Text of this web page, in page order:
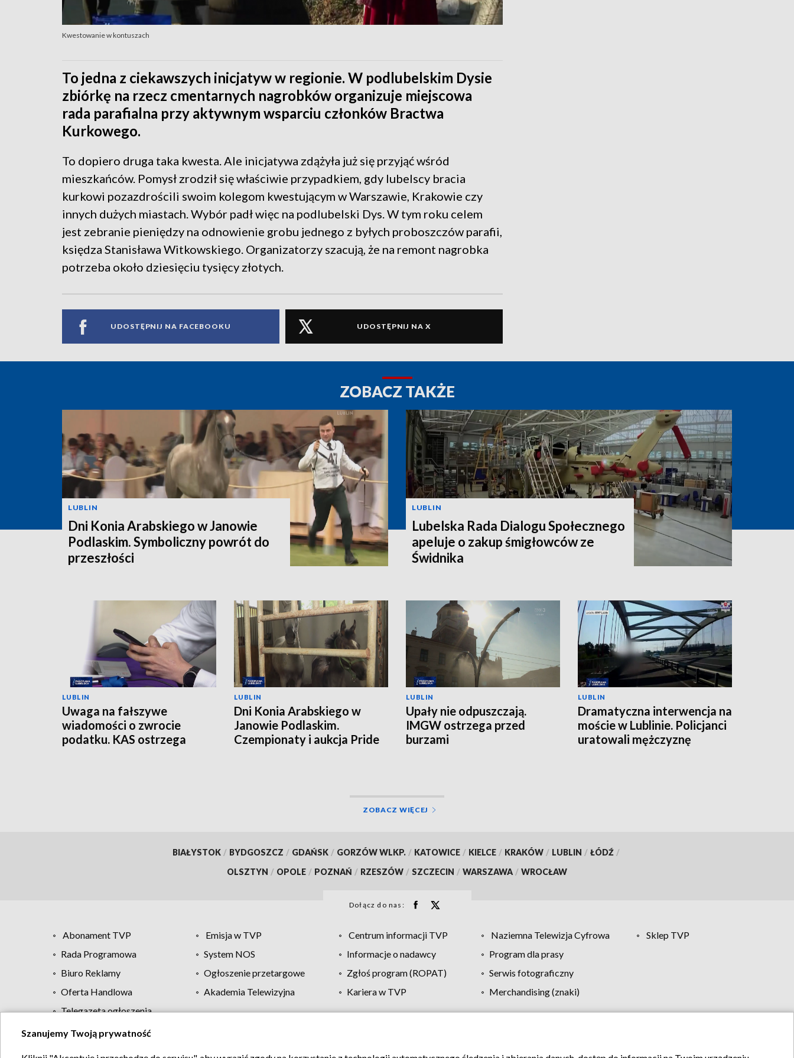
Kwestowanie w kontuszach
To jedna z ciekawszych inicjatyw w regionie. W podlubelskim Dysie
zbiórkę na rzecz cmentarnych nagrobków organizuje miejscowa
rada parafialna przy aktywnym wsparciu członków Bractwa
Kurkowego.
To dopiero druga taka kwesta. Ale inicjatywa zdążyła już się przyjąć wśród
mieszkańców. Pomysł zrodził się właściwie przypadkiem, gdy lubelscy bracia
kurkowi pozazdrościli swoim kolegom kwestującym w Warszawie, Krakowie czy
innych dużych miastach. Wybór padł więc na podlubelski Dys. W tym roku celem
jest zebranie pieniędzy na odnowienie grobu jednego z byłych proboszczów parafii,
księdza Stanisława Witkowskiego. Organizatorzy szacują, że na remont nagrobka
potrzeba około dziesięciu tysięcy złotych.
UDOSTĘPNIJ NA FACEBOOKU UDOSTĘPNIJ NA X
ZOBACZ TAKŻE
LUBLIN
Dni Konia Arabskiego w Janowie
Podlaskim. Symboliczny powrót do
przeszłości
LUBLIN
Lubelska Rada Dialogu Społecznego
apeluje o zakup śmigłowców ze
Świdnika
LUBLIN
Uwaga na fałszywe
wiadomości o zwrocie
podatku. KAS ostrzega
LUBLIN
Dni Konia Arabskiego w
Janowie Podlaskim.
Czempionaty i aukcja Pride
LUBLIN
Upały nie odpuszczają.
IMGW ostrzega przed
burzami
LUBLIN
Dramatyczna interwencja na
moście w Lublinie. Policjanci
uratowali mężczyznę
ZOBACZ WIĘCEJ
BIAŁYSTOK / BYDGOSZCZ / GDAŃSK / GORZÓW WLKP. / KATOWICE / KIELCE / KRAKÓW / LUBLIN / ŁÓDŹ /
OLSZTYN / OPOLE / POZNAŃ / RZESZÓW / SZCZECIN / WARSZAWA / WROCŁAW
Dołącz do nas:
Abonament TVP Emisja w TVP Centrum informacji TVP Naziemna Telewizja Cyfrowa
Sklep TVP
Rada Programowa
System NOS Informacje o nadawcy
Program dla prasy
Biuro Reklamy
Ogłoszenie przetargowe Zgłoś program (ROPAT)
Serwis fotograficzny
Oferta Handlowa
Akademia Telewizyjna Kariera w TVP
Merchandising (znaki)
Telegazeta ogłoszenia
Regulamin TVP Polityka prywatności Moje zgody Pomoc Biuro reklamy Kontakt
Szanujemy Twoją prywatność